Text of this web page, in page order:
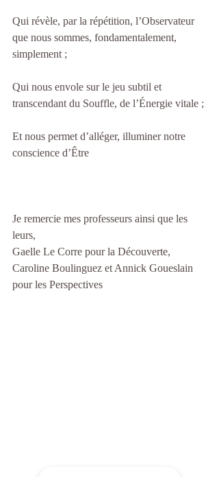
Qui révèle, par la répétition, l’Observateur
que nous sommes, fondamentalement,
simplement ;
Qui nous envole sur le jeu subtil et
transcendant du Souffle, de l’Énergie vitale ;
Et nous permet d’alléger, illuminer notre
conscience d’Être
Je remercie mes professeurs ainsi que les
leurs,
Gaelle Le Corre pour la Découverte,
Caroline Boulinguez et Annick Goueslain
pour les Perspectives